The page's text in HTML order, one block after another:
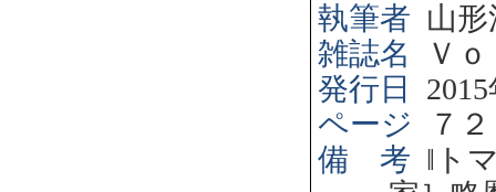
執筆者 山
雑誌名
Ｖ
発行日
2015
ページ
７
備 考 ‖ ト